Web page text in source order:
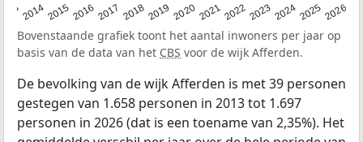
2014201520162017 20182019 2020202120222023202420252026
Bovenstaande grafiek toont het aantal inwoners per jaar op
basis van de data van het CBS voor de wijk Afferden.
De bevolking van de wijk Afferden is met 39 personen
gestegen van 1.658 personen in 2013 tot 1.697
personen in 2026 (dat is een toename van 2,35%). Het